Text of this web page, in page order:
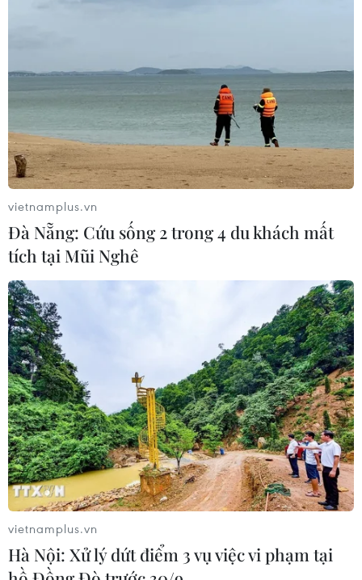
vietnamplus.vn
Đà Nẵng: Cứu sống 2 trong 4 du khách mất
tích tại Mũi Nghê
vietnamplus.vn
Hà Nội: Xử lý dứt điểm 3 vụ việc vi phạm tại